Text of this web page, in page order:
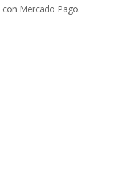
con Mercado Pago.